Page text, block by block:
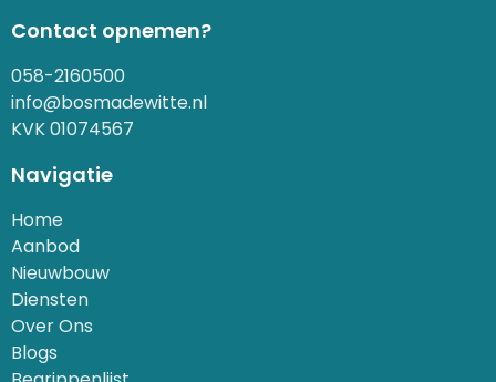
Contact opnemen?
058-2160500
info@bosmadewitte.nl
KVK 01074567
Navigatie
Home
Aanbod
Nieuwbouw
Diensten
Over Ons
Blogs